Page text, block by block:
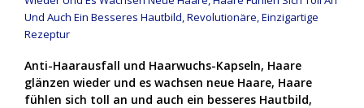
Anti-Haarausfall und Haarwuchs-Kapseln, Haare
glänzen wieder und es wachsen neue Haare, Haare
fühlen sich toll an und auch ein besseres Hautbild,